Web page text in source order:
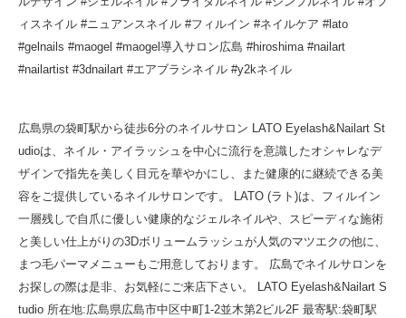
ィスネイル #ニュアンスネイル #フィルイン #ネイルケア #lato
#gelnails #maogel #maogel導入サロン広島 #hiroshima #nailart
#nailartist #3dnailart #エアブラシネイル #y2kネイル
広島県の袋町駅から徒歩6分のネイルサロン LATO Eyelash&Nailart St
udioは、ネイル・アイラッシュを中心に流行を意識したオシャレなデ
ザインで指先を美しく目元を華やかにし、また健康的に継続できる美
容をご提供しているネイルサロンです。 LATO (ラト)は、フィルイン
一層残しで自爪に優しい健康的なジェルネイルや、スピーディな施術
と美しい仕上がりの3Dボリュームラッシュが人気のマツエクの他に、
まつ毛パーマメニューもご用意しております。 広島でネイルサロンを
お探しの際は是非、お気軽にご来店下さい。 LATO Eyelash&Nailart S
tudio 所在地:広島県広島市中区中町1-2並木第2ビル2F 最寄駅:袋町駅